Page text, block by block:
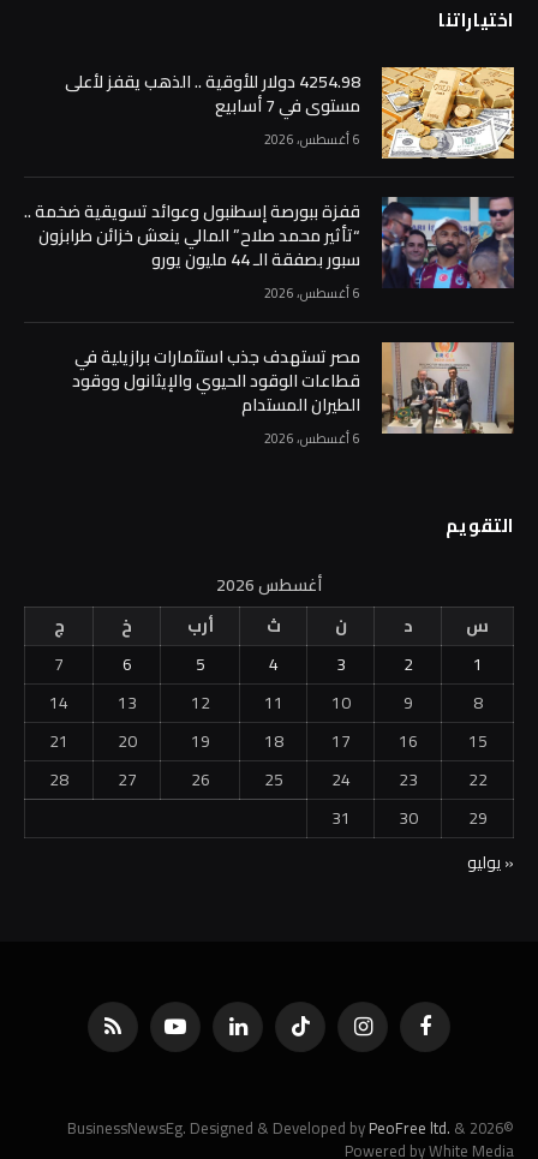
اختياراتنا
4254.98 دولار للأوقية .. الذهب يقفز لأعلى
مستوى في 7 أسابيع
6 أغسطس، 2026
قفزة ببورصة إسطنبول وعوائد تسويقية ضخمة ..
“تأثير محمد صلاح” المالي ينعش خزائن طرابزون
سبور بصفقة الـ 44 مليون يورو
6 أغسطس، 2026
مصر تستهدف جذب استثمارات برازيلية في
قطاعات الوقود الحيوي والإيثانول ووقود
الطيران المستدام
6 أغسطس، 2026
التقويم
أغسطس 2026
س
د ن ث أرب خ
ج
1
2
3
4
5
6
7
8
9
10
11
12
13
14
15
16
17
18
19
20
21
22
23
24
25
26
27
28
29
30
31
« يوليو
فيسبوك الانستغرامتيكتوك لينكدإن يوتيوب RSS
©2026 BusinessNewsEg. Designed & Developed by
PeoFree ltd. &
Powered by White Media